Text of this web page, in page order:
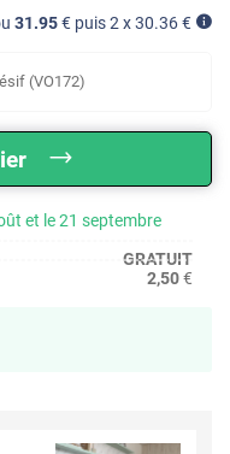
31.95€ puis 2 x30.36€
(VO172)
et le 21 septembre
GRATUIT
2,50€